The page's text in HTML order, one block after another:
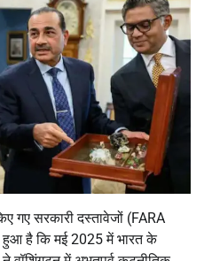
गए सरकारी दस्तावेजों (FARA
है कि मई 2025 में भारत के